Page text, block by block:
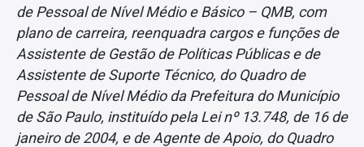
de Pessoal de Nível Médio e Básico – QMB, com
plano de carreira, reenquadra cargos e funções de
Assistente de Gestão de Políticas Públicas e de
Assistente de Suporte Técnico, do Quadro de
Pessoal de Nível Médio da Prefeitura do Município
de São Paulo, instituído pela Lei nº 13.748, de 16 de
janeiro de 2004, e de Agente de Apoio, do Quadro